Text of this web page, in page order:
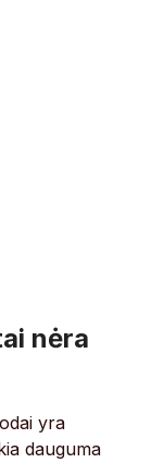
nėra
yra
dauguma